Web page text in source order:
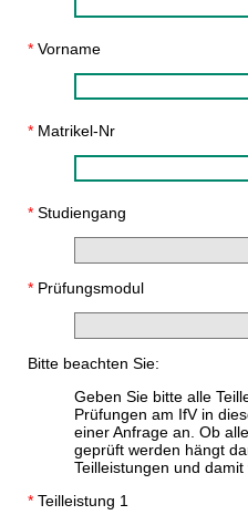
* Vorname
* Matrikel-Nr
* Studiengang
* Prüfungsmodul
Bitte beachten Sie:
Geben Sie bitte alle
Prüfungen am IfV in
einer Anfrage an. Ob
geprüft werden hängt
Teilleistungen und
* Teilleistung 1